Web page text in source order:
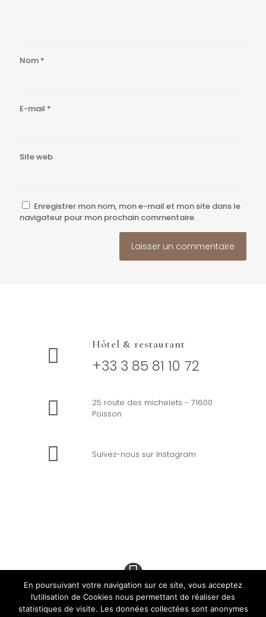
Nom *
E-mail *
Site web
Enregistrer mon nom, mon e-mail et mon site dans le
navigateur pour mon prochain commentaire.
Hôtel & restaurant
+33 3 85 81 10 72
25 route des michelets - 71600
Poisson
Suivez-nous sur Instagram
En poursuivant votre navigation sur ce site, vous acceptez
l’utilisation de Cookies nous permettant de réaliser des
statistiques de visite. Les données collectées sont anonymes